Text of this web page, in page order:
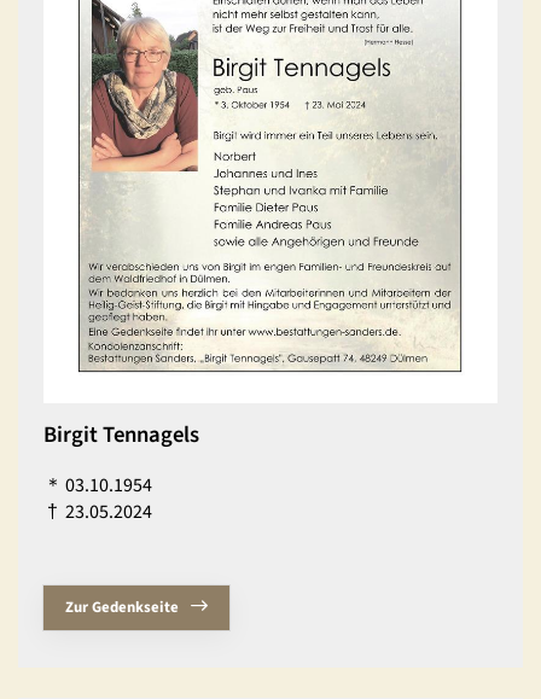
Birgit Tennagels
＊ 03.10.1954
† 23.05.2024
Zur Gedenkseite